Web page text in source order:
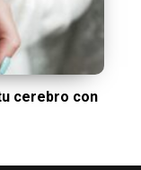
cerebro con